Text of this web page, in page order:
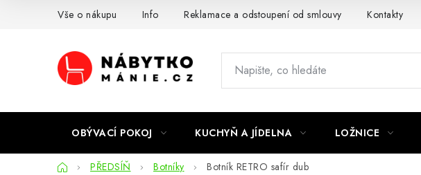
Vše o nákupu Info Reklamace a odstoupení od smlouvy Kontakty
OBÝVACÍ POKOJ KUCHYŇ A JÍDELNA LOŽNICE
DomůPŘEDSÍŇ Botníky Botník RETRO safír dub